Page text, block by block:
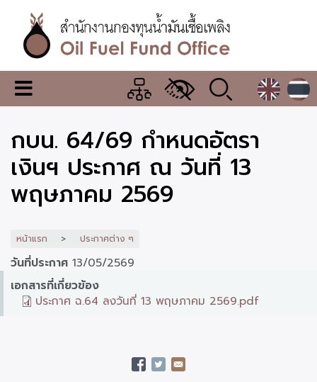
เนื้อหา
หลักสำนักงาน
กองทุน
น้ำมัน
เชื้อ
เพลิง
เมนู
เปลี่ยน
แสดง
ผล
กบน. 64/69 กำหนดอัตรา
เงินฯ ประกาศ ณ วันที่ 13
พฤษภาคม 2569
หน้าแรก ประกาศต่าง ๆ
วันที่ประกาศ 13/05/2569
เอกสารที่เกี่ยวข้อง
ประกาศ ฉ.64 ลงวันที่ 13 พฤษภาคม 2569.pdf